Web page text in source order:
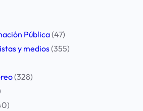
Pública(47)
y medios(355)
(328)